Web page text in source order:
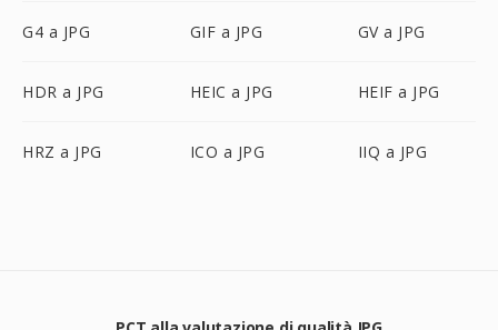
G4 a JPG GIF a JPG GV a JPG
HDR a JPG HEIC a JPG HEIF a JPG
HRZ a JPG ICO a JPG IIQ a JPG